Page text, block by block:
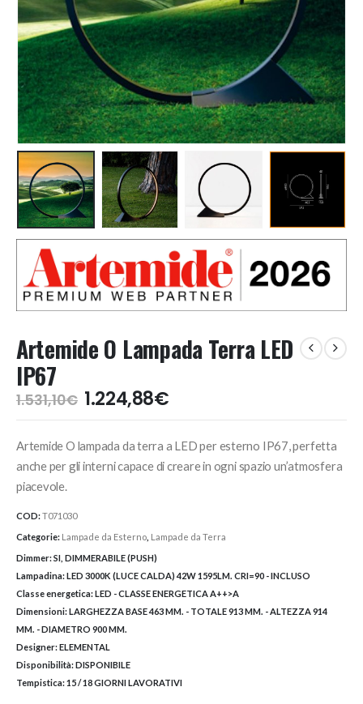
Artemide O Lampada Terra LED
IP67
1.531,10€ Il
prezzo
era:
1.531,10€.
1.224,88€Il
prezzo
è:
1.224,88€.
Artemide O lampada da terra a LED per esterno IP67, perfetta
anche per gli interni capace di creare in ogni spazio un’atmosfera
piacevole.
COD:T071030
Categorie: Lampade da Esterno Lampade da Terra
Dimmer:SI, DIMMERABILE (PUSH)
Lampadina:LED 3000K (LUCE CALDA) 42W 1595LM. CRI=90 - INCLUSO
Classe energetica:LED - CLASSE ENERGETICA A++>A
Dimensioni:LARGHEZZA BASE 463 MM. - TOTALE 913 MM. - ALTEZZA 914
MM. - DIAMETRO 900 MM.
Designer:ELEMENTAL
Disponibilità:DISPONIBILE
Tempistica:15 / 18 GIORNI LAVORATIVI